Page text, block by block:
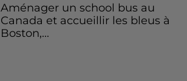
Aménager un school bus au
Canada et accueillir les bleus à
Boston,...